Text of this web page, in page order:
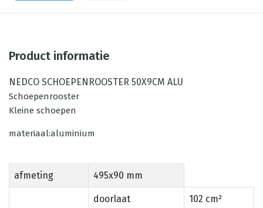
Product informatie
NEDCO SCHOEPENROOSTER 50X9CM ALU
Schoepenrooster
Kleine schoepen
materiaal:aluminium
afmeting 495x90 mm
doorlaat 102 cm²